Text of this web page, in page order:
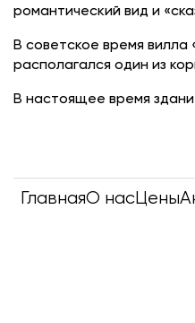
романтический вид и
В советское время
располагался один из
В настоящее время
ГлавнаяО насЦены